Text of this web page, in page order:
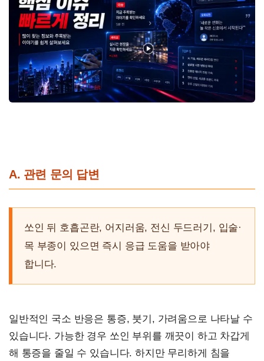
A. 관련 문의 답변
쏘인 뒤 호흡곤란, 어지러움, 전신 두드러기, 입술·
목 부종이 있으면 즉시 응급 도움을 받아야
합니다.
일반적인 국소 반응은 통증, 붓기, 가려움으로 나타날 수
있습니다. 가능한 경우 쏘인 부위를 깨끗이 하고 차갑게
해 통증을 줄일 수 있습니다. 하지만 무리하게 침을